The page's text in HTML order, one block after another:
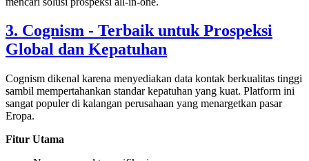
3. Cognism - Terbaik untuk Prospeksi
Global dan Kepatuhan
Cognism dikenal karena menyediakan data kontak berkualitas tinggi
sambil mempertahankan standar kepatuhan yang kuat. Platform ini
sangat populer di kalangan perusahaan yang menargetkan pasar
Eropa.
Fitur Utama